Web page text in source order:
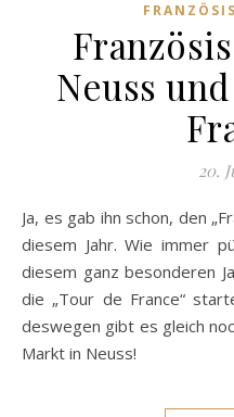
Neuss
20.
Ja, es gab ihn schon, den „Französischen Markt“ in Neuss in
diesem Jahr. Wie immer
diesem ganz besonderen
die „Tour de France“
deswegen gibt es gleich
Markt in Neuss!